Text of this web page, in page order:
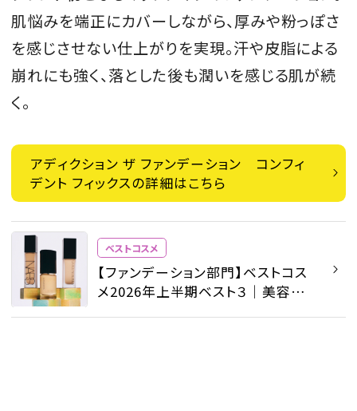
肌悩みを端正にカバーしながら、厚みや粉っぽさ
を感じさせない仕上がりを実現。汗や皮脂による
崩れにも強く、落とした後も潤いを感じる肌が続
く。
アディクション ザ ファンデーション コンフィ
デント フィックスの詳細はこちら
ベストコスメ
【ファンデーション部門】ベストコス
メ2026年上半期ベスト３｜美容の